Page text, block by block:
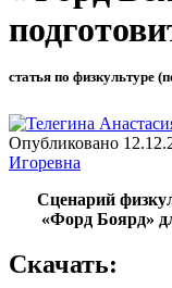
статья по физкультуре
Опубликовано
Игоревна
Сценарий
«Форд Боярд»
Скачать: